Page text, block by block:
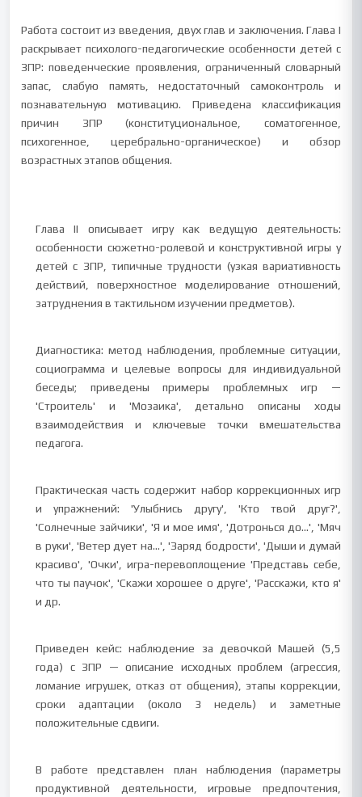
Работа состоит из введения, двух глав и заключения. Глава I
раскрывает психолого-педагогические особенности детей с
ЗПР: поведенческие проявления, ограниченный словарный
запас, слабую память, недостаточный самоконтроль и
познавательную мотивацию. Приведена классификация
причин ЗПР (конституциональное, соматогенное,
психогенное, церебрально-органическое) и обзор
возрастных этапов общения.
Глава II описывает игру как ведущую деятельность:
особенности сюжетно-ролевой и конструктивной игры у
детей с ЗПР, типичные трудности (узкая вариативность
действий, поверхностное моделирование отношений,
затруднения в тактильном изучении предметов).
Диагностика: метод наблюдения, проблемные ситуации,
социограмма и целевые вопросы для индивидуальной
беседы; приведены примеры проблемных игр —
'Строитель' и 'Мозаика', детально описаны ходы
взаимодействия и ключевые точки вмешательства
педагога.
Практическая часть содержит набор коррекционных игр
и упражнений: 'Улыбнись другу', 'Кто твой друг?',
'Солнечные зайчики', 'Я и мое имя', 'Дотронься до…', 'Мяч
в руки', 'Ветер дует на…', 'Заряд бодрости', 'Дыши и думай
красиво', 'Очки', игра-перевоплощение 'Представь себе,
что ты паучок', 'Скажи хорошее о друге', 'Расскажи, кто я'
и др.
Приведен кейс: наблюдение за девочкой Машей (5,5
года) с ЗПР — описание исходных проблем (агрессия,
ломание игрушек, отказ от общения), этапы коррекции,
сроки адаптации (около 3 недель) и заметные
положительные сдвиги.
В работе представлен план наблюдения (параметры
продуктивной деятельности, игровые предпочтения,